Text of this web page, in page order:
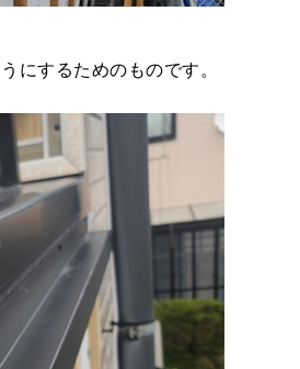
にするためのものです。